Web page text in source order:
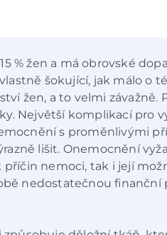
% žen a má obrovské
šokující, jak málo o
žen, a to velmi závažně.
Největší komplikací pro
s proměnlivými
lišit. Onemocnění
nemoci, tak i její
nedostatečnou finanční